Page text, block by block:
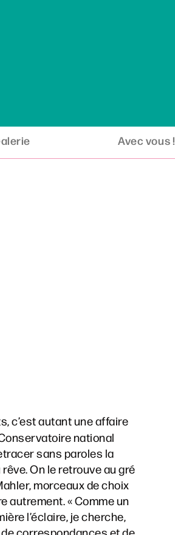
Avec vous !
c’est autant une affaire
national
sans paroles la
On le retrouve au gré
morceaux de choix
autrement. « Comme un
l’éclaire, je cherche,
correspondances et de